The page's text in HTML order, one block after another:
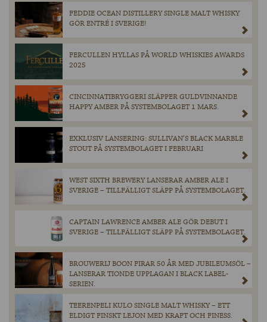
FEDDIE OCEAN DISTILLERY SINGLE MALT WHISKY
GÖR ENTRÉ I SVERIGE!
FERCULLEN HYLLAS PÅ WORLD WHISKIES AWARDS
2025
CINCINNATIBRYGGERI SLÄPPER GULDVINNANDE
HAPPY AMBER PÅ SYSTEMBOLAGET 1 MARS.
EXKLUSIV LANSERING: SULLIVAN’S BLACK MARBLE
STOUT PÅ SYSTEMBOLAGET I FEBRUARI
WEST SIXTH BREWERY LANSERAR AMBER ALE I
SVERIGE – TILLFÄLLIGT SLÄPP PÅ SYSTEMBOLAGET.
CAPTAIN LAWRENCE AMBER ALE GÖR DEBUT I
SVERIGE – TILLFÄLLIGT SLÄPP PÅ SYSTEMBOLAGET.
BROUWERIJ BOON FIRAR 50 ÅR MED JUBILEUMSÖL –
LANSERAR TIONDE UPPLAGAN I BLACK LABEL-
SERIEN.
TEERENPELI KULO SINGLE MALT WHISKY – ETT
ELDIGT FINSKT LEJON MED KRAFT OCH FINESS.